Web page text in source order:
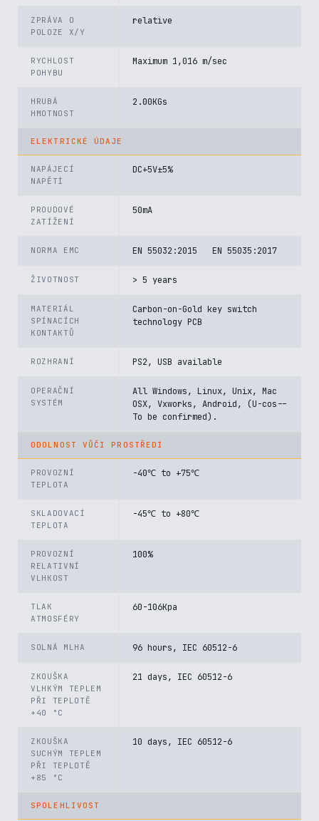
ZPRÁVA O
POLOZE X/Y
relative
RYCHLOST
POHYBU
Maximum 1,016 m/sec
HRUBÁ
HMOTNOST
2.00KGs
ELEKTRICKÉ ÚDAJE
NAPÁJECÍ
NAPĚTÍ
DC+5V±5%
PROUDOVÉ
ZATÍŽENÍ
50mA
NORMA EMC EN 55032:2015 EN 55035:2017
ŽIVOTNOST > 5 years
MATERIÁL
SPÍNACÍCH
KONTAKTŮ
Carbon-on-Gold key switch
technology PCB
ROZHRANÍ PS2, USB available
OPERAČNÍ
SYSTÉM
All Windows, Linux, Unix, Mac
OSX, Vxworks, Android, (U-cos--
To be confirmed).
ODOLNOST VŮČI PROSTŘEDÍ
PROVOZNÍ
TEPLOTA
-40℃ to +75℃
SKLADOVACÍ
TEPLOTA
-45℃ to +80℃
PROVOZNÍ
RELATIVNÍ
VLHKOST
100%
TLAK
ATMOSFÉRY
60-106Kpa
SOLNÁ MLHA 96 hours, IEC 60512-6
ZKOUŠKA
VLHKÝM TEPLEM
PŘI TEPLOTĚ
+40 °C
21 days, IEC 60512-6
ZKOUŠKA
SUCHÝM TEPLEM
PŘI TEPLOTĚ
+85 °C
10 days, IEC 60512-6
SPOLEHLIVOST